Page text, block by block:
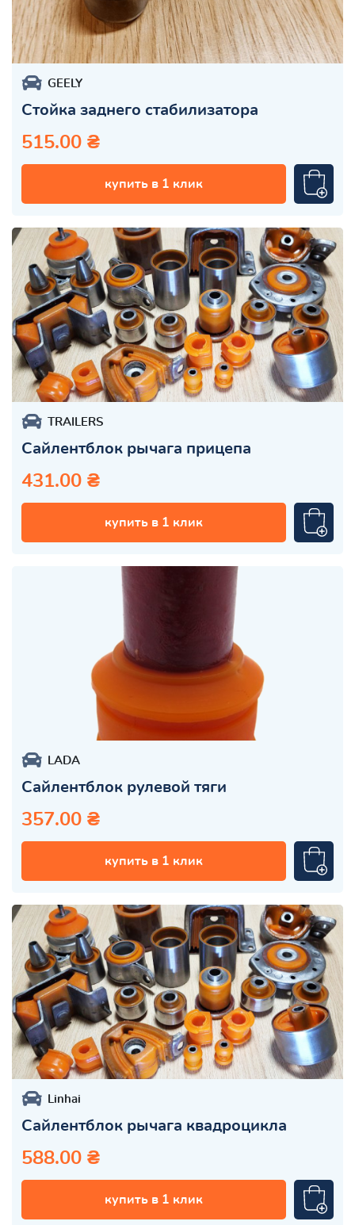
GEELY
Стойка заднего стабилизатора
515.00 ₴
купить в 1 клик
TRAILERS
Сайлентблок рычага прицепа
431.00 ₴
купить в 1 клик
LADA
Сайлентблок рулевой тяги
357.00 ₴
купить в 1 клик
Linhai
Сайлентблок рычага квадроцикла
588.00 ₴
купить в 1 клик